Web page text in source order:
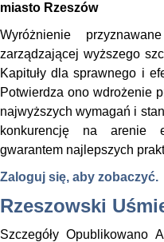
miasto Rzeszów
Wyróżnienie
zarządzającej wyższego
Kapituły dla sprawnego i
Potwierdza ono wdrożenie
najwyższych wymagań i
konkurencję na arenie
gwarantem najlepszych
Zaloguj się, aby zobaczyć.
Rzeszowski
Szczegóły Opublikowano